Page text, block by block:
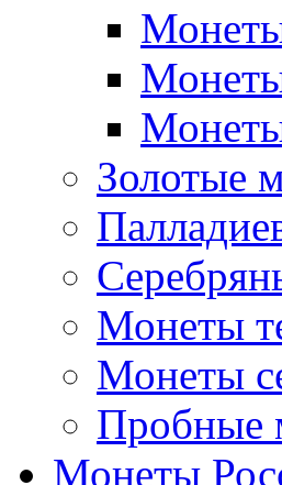
Золотые
Монеты
Монеты
Пробные
Монеты